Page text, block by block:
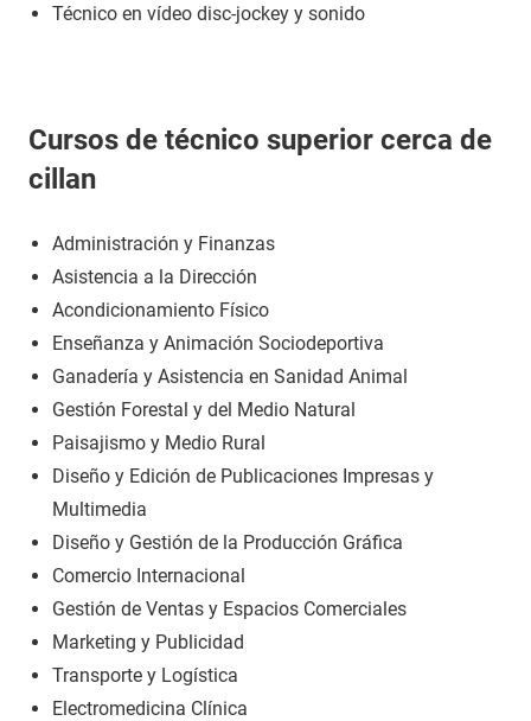
Técnico en vídeo disc-jockey y sonido
Cursos de técnico superior cerca de
cillan
Administración y Finanzas
Asistencia a la Dirección
Acondicionamiento Físico
Enseñanza y Animación Sociodeportiva
Ganadería y Asistencia en Sanidad Animal
Gestión Forestal y del Medio Natural
Paisajismo y Medio Rural
Diseño y Edición de Publicaciones Impresas y
Multimedia
Diseño y Gestión de la Producción Gráfica
Comercio Internacional
Gestión de Ventas y Espacios Comerciales
Marketing y Publicidad
Transporte y Logística
Electromedicina Clínica